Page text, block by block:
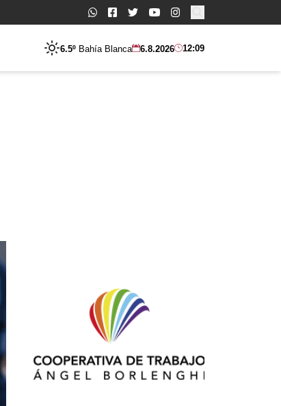
Buscar:
6.5º Bahía Blanca 6.8.2026 12:09